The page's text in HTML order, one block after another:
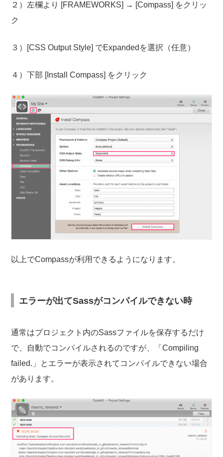
２）左欄より [FRAMEWORKS] → [Compass] をクリッ
ク
３）[CSS Output Style] でExpandedを選択（任意）
４）下部 [Install Compass] をクリック
以上でCompassが利用できるようになります。
エラーが出てSassがコンパイルできない時
通常はプロジェクト内のSassファイルを保存するだけ
で、自動でコンパイルされるのですが、「Compiling
failed.」とエラーが表示されてコンパイルできない場合
があります。